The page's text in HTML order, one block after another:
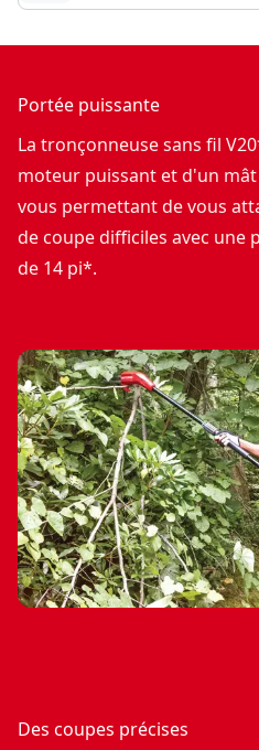
Portée puissante
La tronçonneuse sans fil
moteur puissant et d'un
vous permettant de vous
de coupe difficiles avec une
de 14 pi*.
Des coupes précises